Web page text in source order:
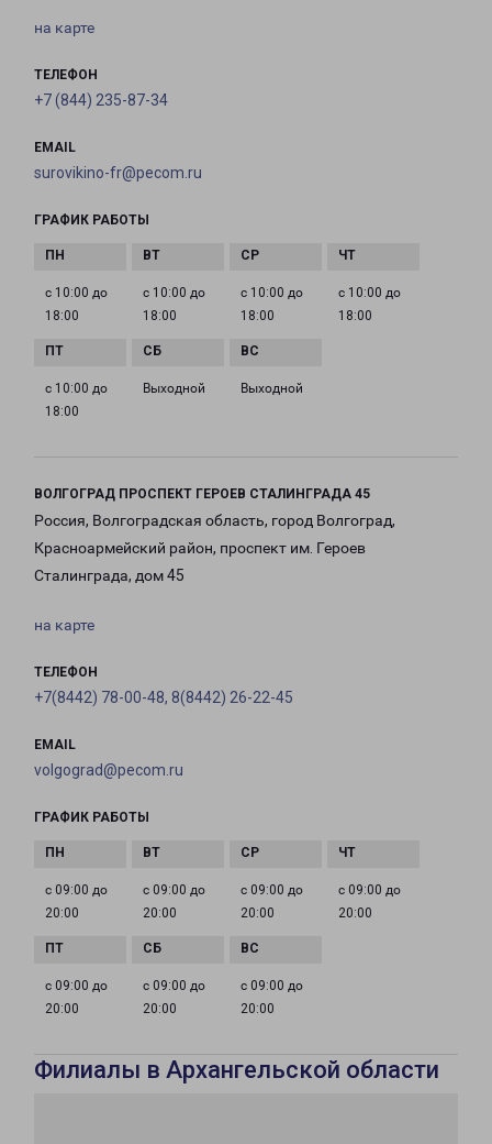
на карте
ТЕЛЕФОН
+7 (844) 235-87-34
EMAIL
surovikino-fr@pecom.ru
ГРАФИК РАБОТЫ
с 10:00 до
18:00
с 10:00 до
18:00
с 10:00 до
18:00
с 10:00 до
18:00
с 10:00 до
18:00
Выходной Выходной
ВОЛГОГРАД ПРОСПЕКТ ГЕРОЕВ СТАЛИНГРАДА 45
Россия, Волгоградская область, город Волгоград,
Красноармейский район, проспект им. Героев
Сталинграда, дом 45
на карте
ТЕЛЕФОН
+7(8442) 78-00-48, 8(8442) 26-22-45
EMAIL
volgograd@pecom.ru
ГРАФИК РАБОТЫ
с 09:00 до
20:00
с 09:00 до
20:00
с 09:00 до
20:00
с 09:00 до
20:00
с 09:00 до
20:00
с 09:00 до
20:00
с 09:00 до
20:00
Филиалы в Архангельской области